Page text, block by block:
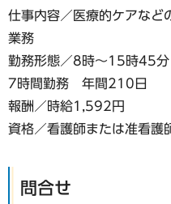
仕事内容／医療的ケアなど
業務
勤務形態／8時〜15時45分
7時間勤務 年間210日
報酬／時給1,592円
資格／看護師または准看護
問合せ